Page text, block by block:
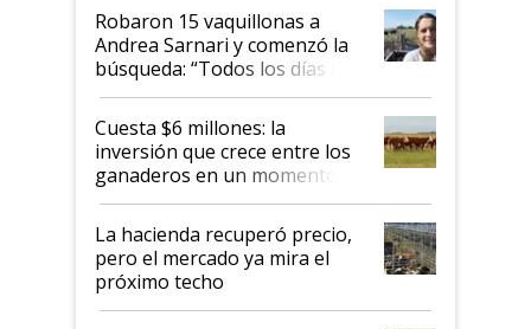
Robaron 15 vaquillonas a
Andrea Sarnari y comenzó la
búsqueda: “Todos los días le
toca a algún productor”
Cuesta $6 millones: la
inversión que crece entre los
ganaderos en un momento
histórico para la actividad
La hacienda recuperó precio,
pero el mercado ya mira el
próximo techo